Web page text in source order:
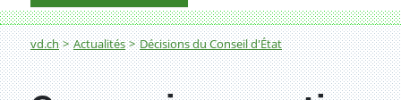
Fil d'Ariane
vd.ch Actualités Décisions du Conseil d'État
Décision